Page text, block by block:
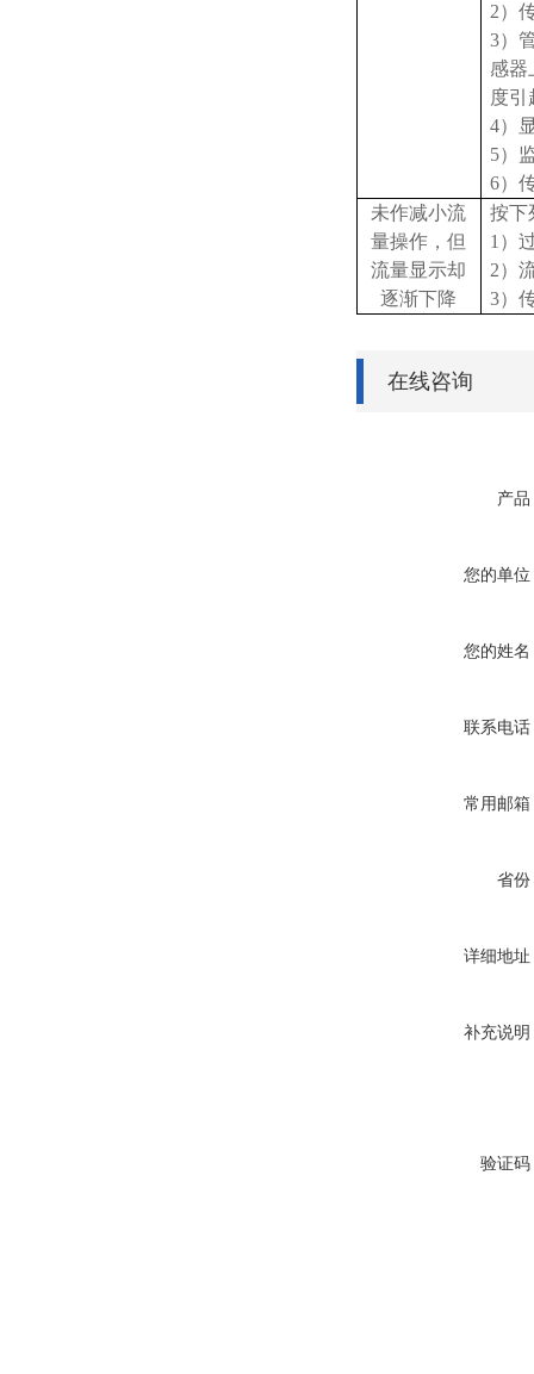
2）
3）
感器
度引
4）
5）
6）
未作减小流
量操作，但
流量显示却
逐渐下降
按下
1 ）
2）
3）
在线咨询
产品
您的单位
您的姓名
联系电话
常用邮箱
省份
详细地址
补充说明
验证码